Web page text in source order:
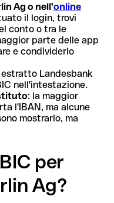
Ag o nell'online
il login, trovi
conto o tra le
parte delle app
e condividerlo
estratto Landesbank
nell'intestazione.
: la maggior
l'IBAN, ma alcune
mostrarlo, ma
per
Ag?